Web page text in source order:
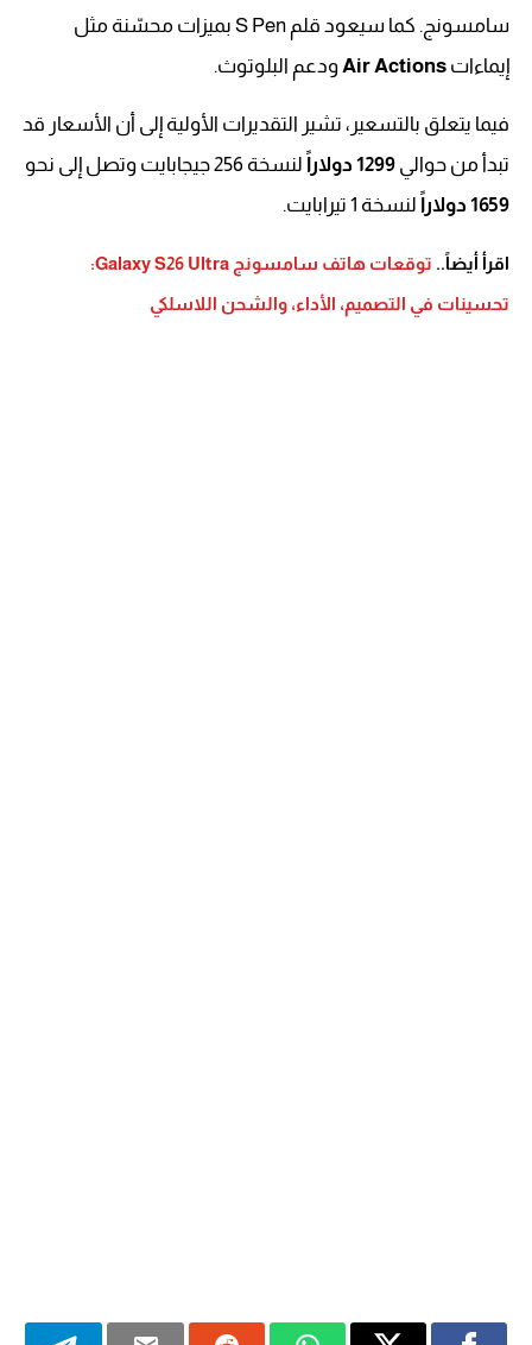
سامسونج. كما سيعود قلم S Pen بميزات محسّنة مثل
إيماءات Air Actionsودعم البلوتوث.
فيما يتعلق بالتسعير، تشير التقديرات الأولية إلى أن الأسعار قد
تبدأ من حوالي 1299 دولاراً
لنسخة 256 جيجابايت وتصل إلى نحو
1659 دولاراً
لنسخة 1 تيرابايت.
اقرأ أيضاً..
توقعات هاتف سامسونج Galaxy S26 Ultra:
تحسينات في التصميم، الأداء، والشحن اللاسلكي